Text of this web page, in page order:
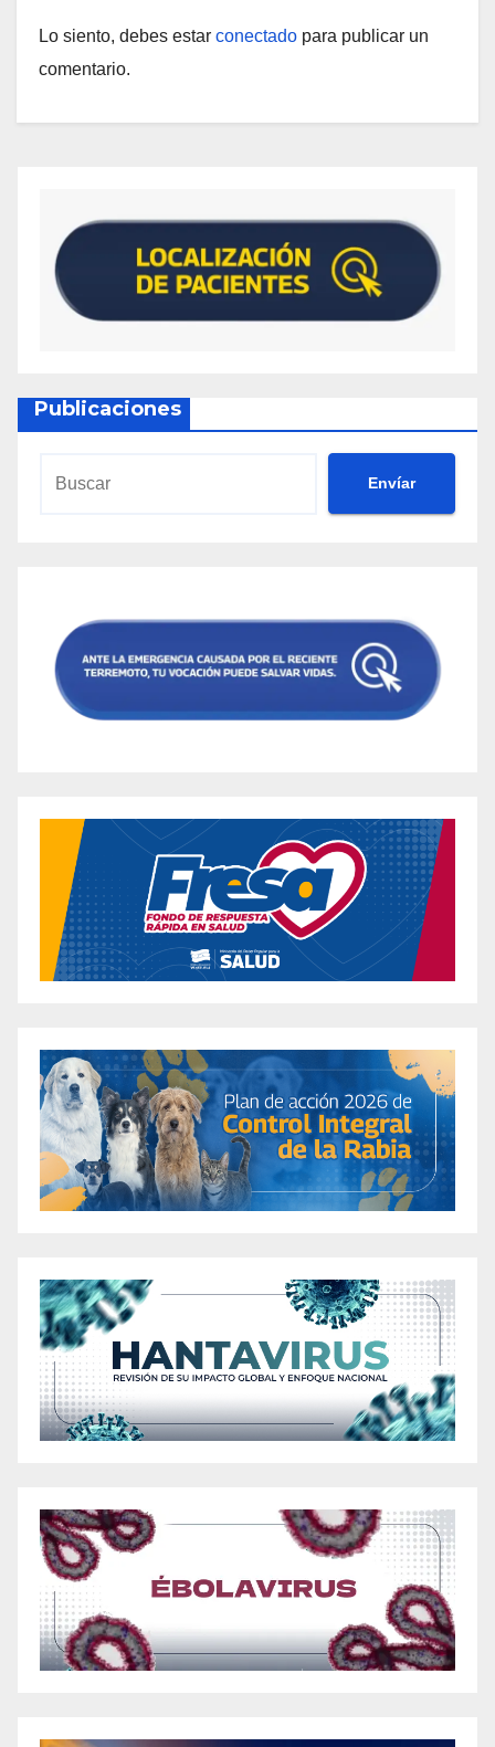
Lo siento, debes estar conectado para publicar un
comentario.
Publicaciones
Envíar